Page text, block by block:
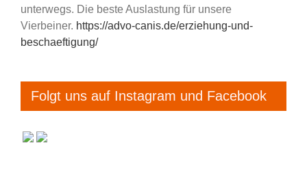
unterwegs. Die beste Auslastung für unsere
Vierbeiner. https://advo-canis.de/erziehung-und-
beschaeftigung/
Folgt uns auf Instagram und Facebook